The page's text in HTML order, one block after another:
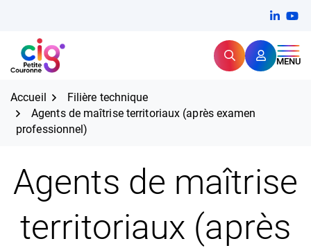
contenu
CIG Petite Couronne RechercherMENU
Expertise et proximité pour
Accueil
Filière technique
Agents de maîtrise territoriaux (après examen
professionnel)
Agents de maîtrise
territoriaux (après